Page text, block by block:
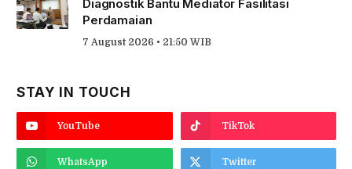
Diagnostik Bantu Mediator Fasilitasi
Perdamaian
7 August 2026 • 21:50 WIB
STAY IN TOUCH
YouTube TikTok
WhatsApp Twitter